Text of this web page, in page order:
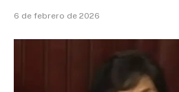
6 de febrero de 2026